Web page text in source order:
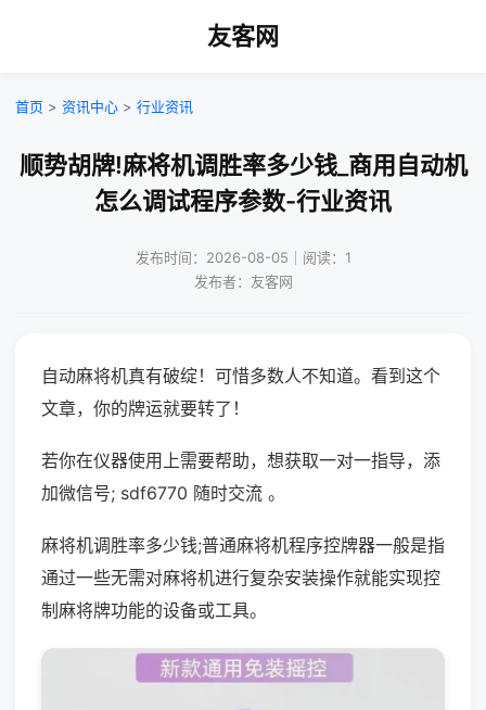
友客网
首页 > 资讯中心 > 行业资讯
顺势胡牌!麻将机调胜率多少钱_商用自动机
怎么调试程序参数-行业资讯
发布时间：2026-08-05｜阅读：1
发布者：友客网
自动麻将机真有破绽！可惜多数人不知道。看到这个
文章，你的牌运就要转了！
若你在仪器使用上需要帮助，想获取一对一指导，添
加微信号; sdf6770 随时交流 。
麻将机调胜率多少钱;普通麻将机程序控牌器一般是指
通过一些无需对麻将机进行复杂安装操作就能实现控
制麻将牌功能的设备或工具。